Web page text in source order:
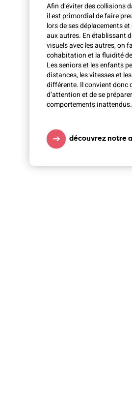
Afin d’éviter des collisions
il est primordial de faire
lors de ses déplacements
aux autres. En établissant
visuels avec les autres, on
cohabitation et la fluidité
Les seniors et les enfants
distances, les vitesses et
différente. Il convient donc
d’attention et de se
comportements inattendus.
découvrez notre